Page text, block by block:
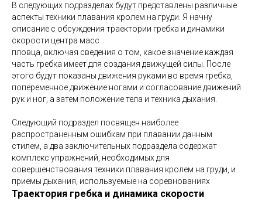
В следующих подразделах будут представлены различные
аспекты техники плавания кролем на груди . Я начну
описание с обсуждения траектории гребка и динамики
скорости центра масс
пловца, включая сведения о том, какое значение каждая
часть гребка имеет для создания движущей силы. После
этого будут показаны движения руками во время гребка,
попеременное движение ногами и согласование движений
рук и ног, а затем положение тела и техника дыхания.
Следующий подраздел посвящен наиболее
распространенным ошибкам при плавании данным
стилем, а два заключительных подраздела содержат
комплекс упражнений, необходимых для
совершенствования техники плавания кролем на груди, и
приемы дыхания, используемые на соревнованиях
Траектория гребка и динамика скорости